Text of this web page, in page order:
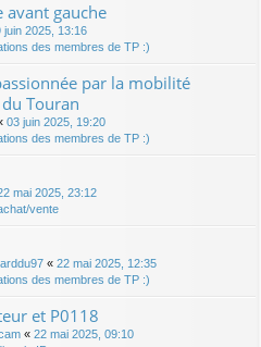
gauche
juin 2025, 13:16
des membres de TP :)
par la mobilité
Touran
03 juin 2025, 19:20
des membres de TP :)
mai 2025, 23:12
vente
« 22 mai 2025, 12:35
des membres de TP :)
et P0118
« 22 mai 2025, 09:10